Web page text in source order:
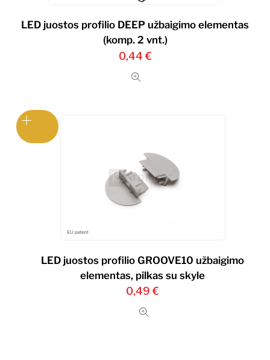
LED juostos profilio DEEP užbaigimo elementas
(komp. 2 vnt.)
0,44 €
LED juostos profilio GROOVE10 užbaigimo
elementas, pilkas su skyle
0,49€